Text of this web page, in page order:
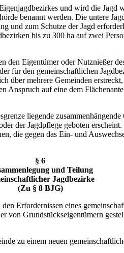
und wird die Jagd
benannt werden. Die untere
und zum Schutze der Jagd
bis zu 300 ha auf zwei
Eigentümer oder Nutznießer
für den gemeinschaftlichen
über mehrere Gemeinden
auf eine dem
liegende
der Jagdpflege geboten
die gegen das Ein- und
§ 6
und Teilung
Jagdbezirke
(Zu § 8 BJG)
Erfordernissen eines
von Grundstückseigentümern
zu einem neuen